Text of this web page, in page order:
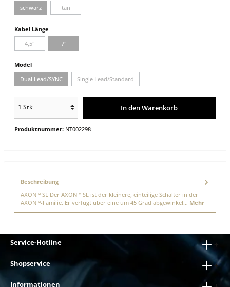
schwarz
tan
Kabel Länge
4,5"
7"
Model
Dual Lead/SYNC
Single Lead/Standard
In den Warenkorb
Produktnummer: NT002298
Beschreibung
AXON™ SL Der AXON™ SL ist der kleinere, einteilige Schalter in der
AXON™-Familie. Er verfügt über eine um 45 Grad abgewinkel… Mehr
Service-Hotline
Shopservice
Informationen